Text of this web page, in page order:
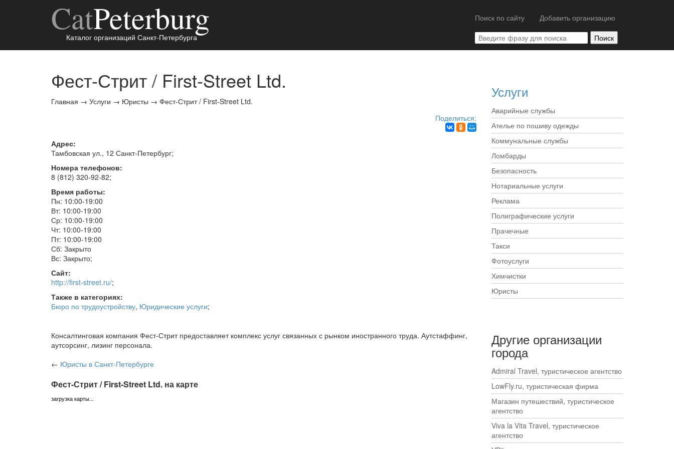
CatPeterburg
Каталог организаций Санкт-Петербурга
Поиск по сайту Добавить организацию
Фест-Стрит / First-Street Ltd.
Главная → Услуги → Юристы → Фест-Стрит / First-Street Ltd.
Поделиться:
Адрес:
Тамбовская ул., 12 Санкт-Петербург;
Номера телефонов:
8 (812) 320-92-82;
Время работы:
Пн: 10:00-19:00
Вт: 10:00-19:00
Ср: 10:00-19:00
Чт: 10:00-19:00
Пт: 10:00-19:00
Сб: Закрыто
Вс: Закрыто;
Сайт:
http://first-street.ru/;
Также в категориях:
Бюро по трудоустройству, Юридические услуги;
Консалтинговая компания Фест-Стрит предоставляет комплекс услуг связанных с рынком иностранного труда. Аутстаффинг,
аутсорсинг, лизинг персонала.
← Юристы в Санкт-Петербурге
Фест-Стрит / First-Street Ltd. на карте
загрузка карты...
Услуги
Аварийные службы
Ателье по пошиву одежды
Коммунальные службы
Ломбарды
Безопасность
Нотариальные услуги
Реклама
Полиграфические услуги
Прачечные
Такси
Фотоуслуги
Химчистки
Юристы
Другие организации
города
Admiral Travel, туристическое агентство
LowFly.ru, туристическая фирма
Магазин путешествий, туристическое
агентство
Viva la Vita Travel, туристическое
агентство